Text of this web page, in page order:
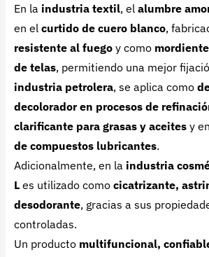
En la industria textil, el alumbre
en el curtido de cuero blanco,
resistente al fuego y como
de telas, permitiendo una mejor
industria petrolera, se aplica como
decolorador en procesos de
clarificante para grasas y aceites y
de compuestos lubricantes.
Adicionalmente, en la industria
L es utilizado como cicatrizante,
desodorante, gracias a sus
controladas.
Un producto multifuncional,